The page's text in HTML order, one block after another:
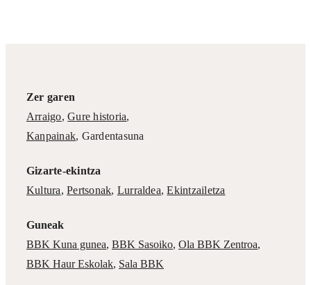
Zer garen
Arraigo,Gure historia,
Kanpainak, Gardentasuna
Gizarte-ekintza
Kultura,Pertsonak, Lurraldea,Ekintzailetza
Guneak
BBK Kuna gunea, BBK Sasoiko, Ola BBK Zentroa,
BBK Haur Eskolak, Sala BBK